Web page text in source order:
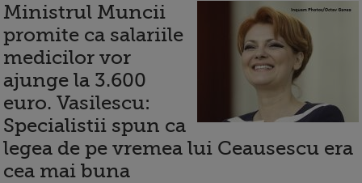
Ministrul Muncii
promite ca salariile
medicilor vor
ajunge la 3.600
euro. Vasilescu:
Specialistii spun ca
legea de pe vremea lui Ceausescu era
cea mai buna